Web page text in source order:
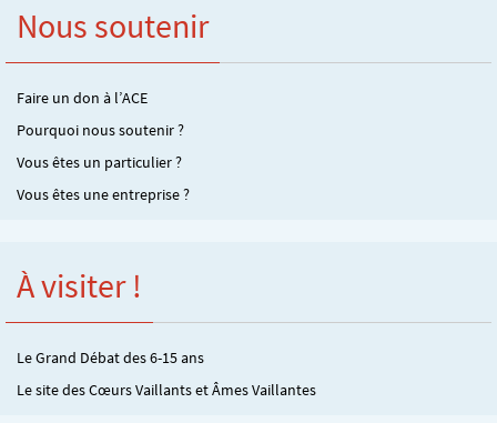
Nous soutenir
Faire un don à l’ACE
Pourquoi nous soutenir ?
Vous êtes un particulier ?
Vous êtes une entreprise ?
À visiter !
Le Grand Débat des 6-15 ans
Le site des Cœurs Vaillants et Âmes Vaillantes